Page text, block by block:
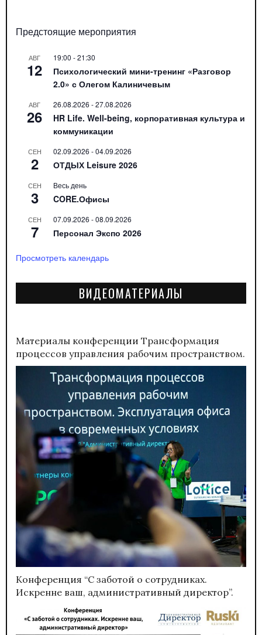
Предстоящие мероприятия
АВГ
12
19:00 -21:30
Психологический мини-тренинг «Разговор
2.0» с Олегом Калиничевым
АВГ
26
26.08.2026 -27.08.2026
HR Life. Well-being, корпоративная культура и
коммуникации
СЕН
2
02.09.2026 -04.09.2026
ОТДЫХ Leisure 2026
СЕН
3
Весь день
CORE.Офисы
СЕН
7
07.09.2026 -08.09.2026
Персонал Экспо 2026
Просмотреть календарь
ВИДЕОМАТЕРИАЛЫ
Материалы конференции Трансформация
процессов управления рабочим пространством.
Конференция “С заботой о сотрудниках.
Искренне ваш, административный директор”.